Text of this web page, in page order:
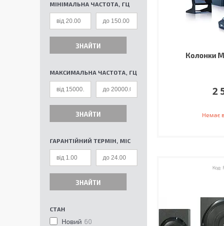
Колонки
2
Немає
МІНІМАЛЬНА ЧАСТОТА, ГЦ
ЗНАЙТИ
МАКСИМАЛЬНА ЧАСТОТА, ГЦ
ЗНАЙТИ
ГАРАНТІЙНИЙ ТЕРМІН, МІС
ЗНАЙТИ
СТАН
Новий 60